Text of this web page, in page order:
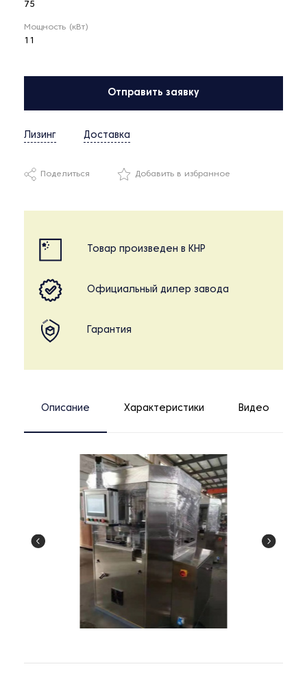
75
Мощность (кВт)
Отправить заявку
Лизинг Доставка
Поделиться Добавить в избранное
Товар произведен в КНР
Официальный дилер завода
Гарантия
Описание Характеристики Видео